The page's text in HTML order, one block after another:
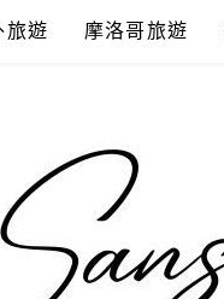
旅遊 摩洛哥旅遊